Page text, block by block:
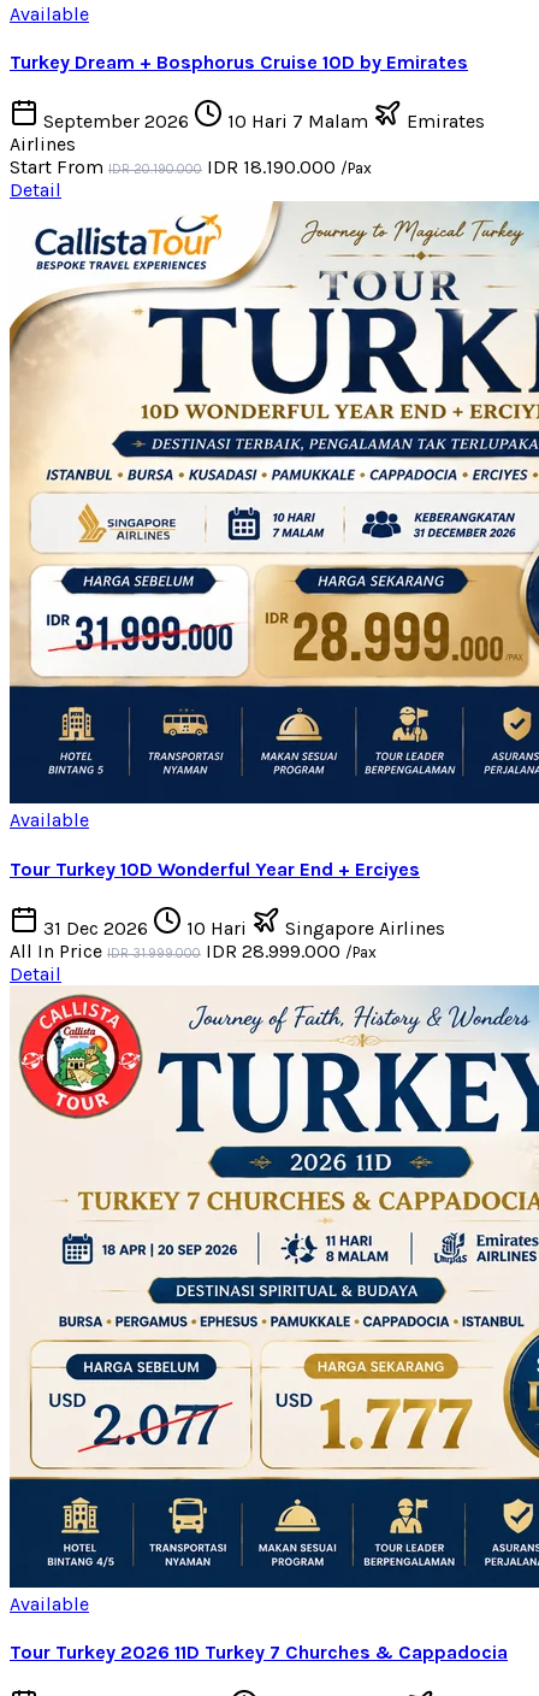
Available
Turkey Dream + Bosphorus Cruise 10D by Emirates
September 2026 10 Hari 7 Malam
Emirates
Airlines
Start From IDR 20.190.000 IDR 18.190.000 /Pax
Detail
Available
Tour Turkey 10D Wonderful Year End + Erciyes
31 Dec 2026 10 Hari
Singapore Airlines
All In Price IDR 31.999.000 IDR 28.999.000 /Pax
Detail
Available
Tour Turkey 2026 11D Turkey 7 Churches & Cappadocia